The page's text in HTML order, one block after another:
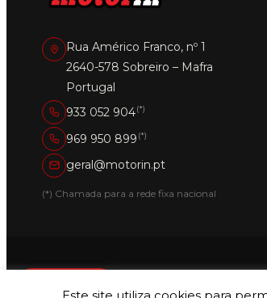
Rua Américo Franco, nº 1
2640-578 Sobreiro – Mafra
Portugal
933 052 904(*)
969 950 899 (*)
geral@motorin.pt
(*) Chamada para a rede fixa nacional